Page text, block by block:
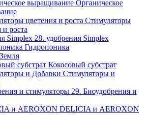
Органическое
Стимуляторы
и роста
28. удобрения Simplex
Гидропоника
Земля
Кокосовый субстрат
Стимуляторы и
29. Биоудобрения и
DELICIA и AEROXON